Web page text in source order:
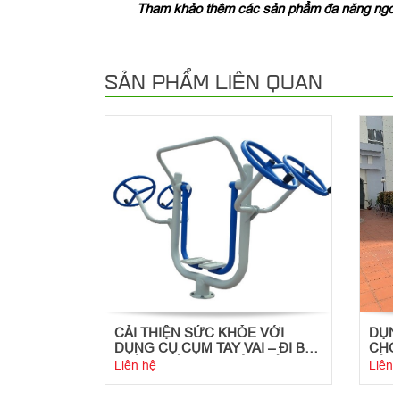
Tham khảo thêm các sản phẩm đa năng
SẢN PHẨM LIÊN QUAN
CẢI THIỆN SỨC KHỎE VỚI
DỤNG CỤ CỤM TAY VAI – ĐI BỘ
TRÊN KHÔNG NGOÀI TRỜI
Liên hệ